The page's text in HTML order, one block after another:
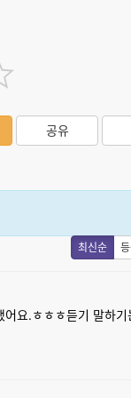
공유
최신순
요.ㅎㅎㅎ듣기 말하기